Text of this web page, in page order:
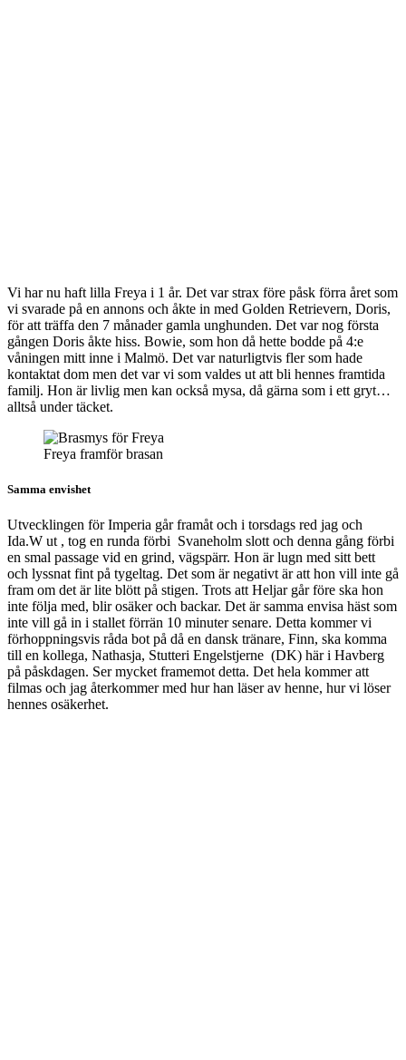
Vi har nu haft lilla Freya i 1 år. Det var strax före påsk förra året som
vi svarade på en annons och åkte in med Golden Retrievern, Doris,
för att träffa den 7 månader gamla unghunden. Det var nog första
gången Doris åkte hiss. Bowie, som hon då hette bodde på 4:e
våningen mitt inne i Malmö. Det var naturligtvis fler som hade
kontaktat dom men det var vi som valdes ut att bli hennes framtida
familj. Hon är livlig men kan också mysa, då gärna som i ett gryt…
alltså under täcket.
Freya framför brasan
Samma envishet
Utvecklingen för Imperia går framåt och i torsdags red jag och
Ida.W ut , tog en runda förbi Svaneholm slott och denna gång förbi
en smal passage vid en grind, vägspärr. Hon är lugn med sitt bett
och lyssnat fint på tygeltag. Det som är negativt är att hon vill inte gå
fram om det är lite blött på stigen. Trots att Heljar går före ska hon
inte följa med, blir osäker och backar. Det är samma envisa häst som
inte vill gå in i stallet förrän 10 minuter senare. Detta kommer vi
förhoppningsvis råda bot på då en dansk tränare, Finn, ska komma
till en kollega, Nathasja, Stutteri Engelstjerne (DK) här i Havberg
på påskdagen. Ser mycket framemot detta. Det hela kommer att
filmas och jag återkommer med hur han läser av henne, hur vi löser
hennes osäkerhet.